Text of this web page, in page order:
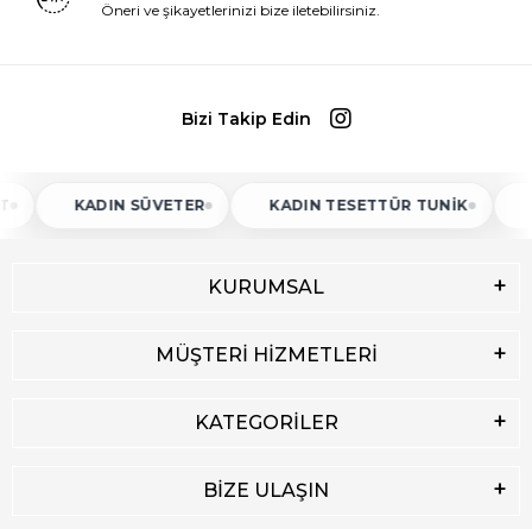
Öneri ve şikayetlerinizi bize iletebilirsiniz.
Bizi Takip Edin
KADIN SÜVETER KADIN TESETTÜR TUNIK
KURUMSAL
MÜŞTERİ HİZMETLERİ
KATEGORİLER
BİZE ULAŞIN